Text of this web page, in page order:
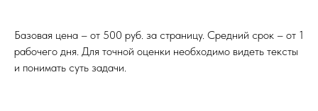
Базовая цена – от 500 руб. за страницу. Средний срок – от 1
рабочего дня. Для точной оценки необходимо видеть тексты
и понимать суть задачи.